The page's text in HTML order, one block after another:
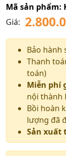
Mã sản phẩm:
Giá:
Bảo hành
Thanh
toán)
Miễn phí
nội thành
Bồi hoàn
lượng đã
Sản xuất